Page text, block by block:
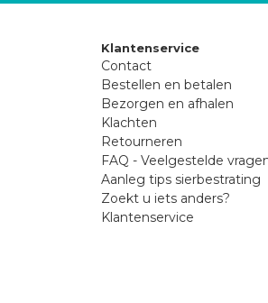
Klantenservice
Contact
Bestellen en betalen
Bezorgen en afhalen
Klachten
Retourneren
FAQ - Veelgestelde
Aanleg tips sierbestrating
Zoekt u iets anders?
Klantenservice